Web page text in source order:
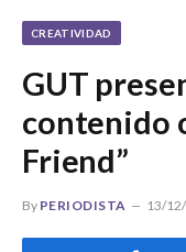
CREATIVIDAD
GUT
contenido
Friend”
By PERIODISTA 13/